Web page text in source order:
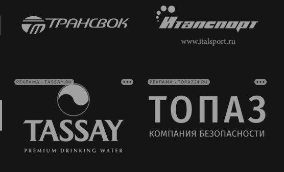
РЕКЛАМА • TASSAY.RU РЕКЛАМА • TOPAZ24.RU